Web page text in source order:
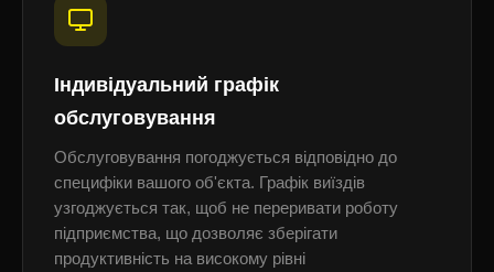
Індивідуальний графік
обслуговування
Обслуговування погоджується відповідно до
специфіки вашого об'єкта. Графік виїздів
узгоджується так, щоб не переривати роботу
підприємства, що дозволяє зберігати
продуктивність на високому рівні